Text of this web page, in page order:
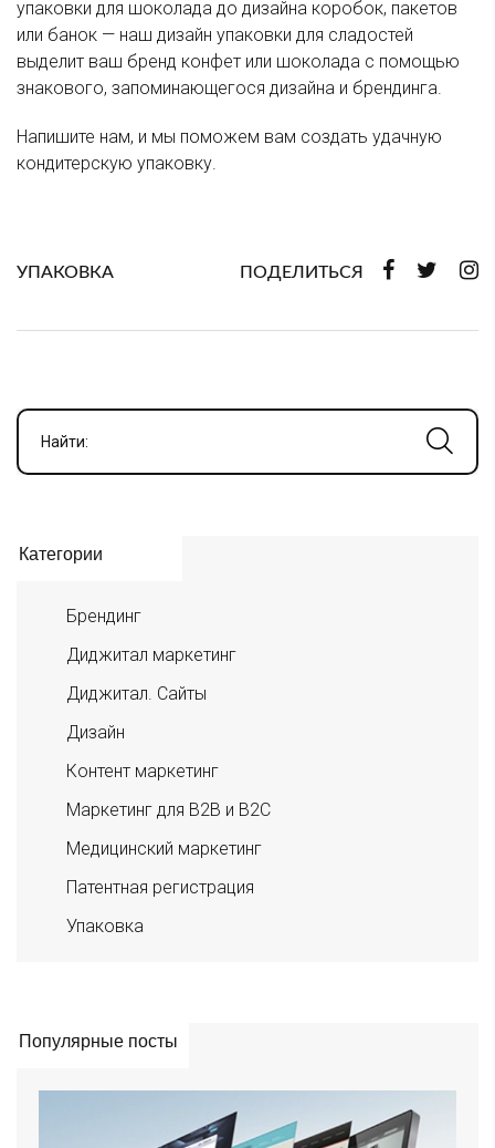
упаковки для шоколада до дизайна коробок, пакетов
или банок — наш дизайн упаковки для сладостей
выделит ваш бренд конфет или шоколада с помощью
знакового, запоминающегося дизайна и брендинга.
Напишите нам, и мы поможем вам создать удачную
кондитерскую упаковку.
УПАКОВКА ПОДЕЛИТЬСЯ
Найти:
Категории
Брендинг
Диджитал маркетинг
Диджитал. Сайты
Дизайн
Контент маркетинг
Маркетинг для B2B и B2C
Медицинский маркетинг
Патентная регистрация
Упаковка
Популярные посты